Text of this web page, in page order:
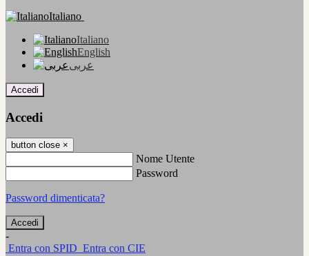
Italiano
Italiano
English
عربى
Accedi
Accedi
button close ×
Nome Utente
Password
Password dimenticata?
-
Entra con SPID Entra con CIE